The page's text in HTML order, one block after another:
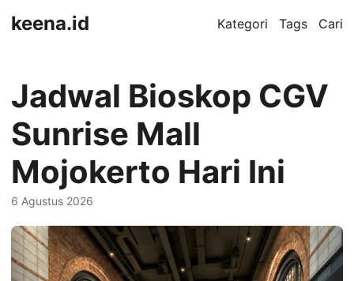
keena.id Kategori Tags Cari
Jadwal Bioskop CGV
Sunrise Mall
Mojokerto Hari Ini
6 Agustus 2026